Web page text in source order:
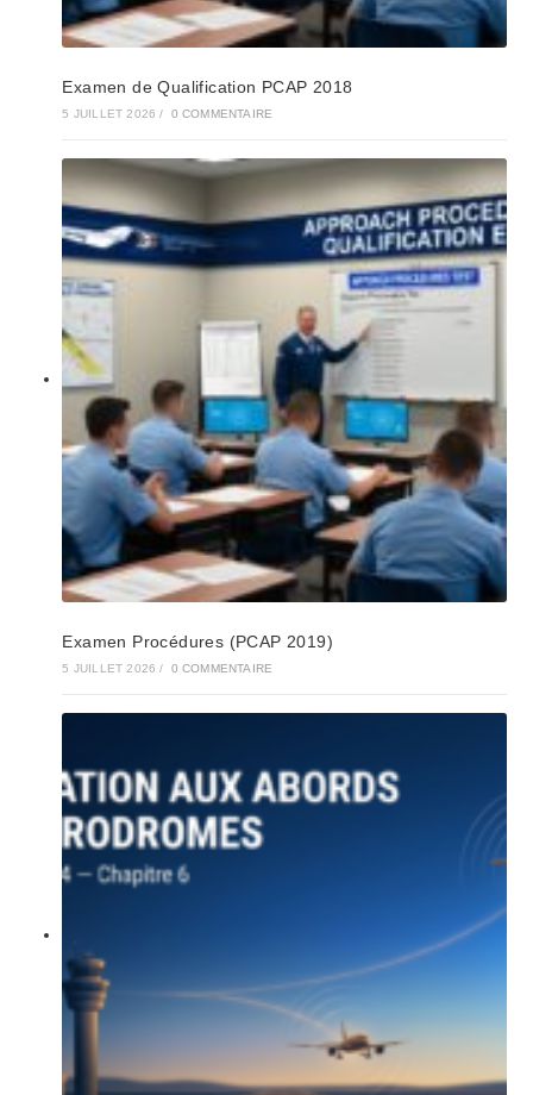
Examen de Qualification PCAP 2018
5 JUILLET 2026 / 0 COMMENTAIRE
Examen Procédures (PCAP 2019)
5 JUILLET 2026 / 0 COMMENTAIRE